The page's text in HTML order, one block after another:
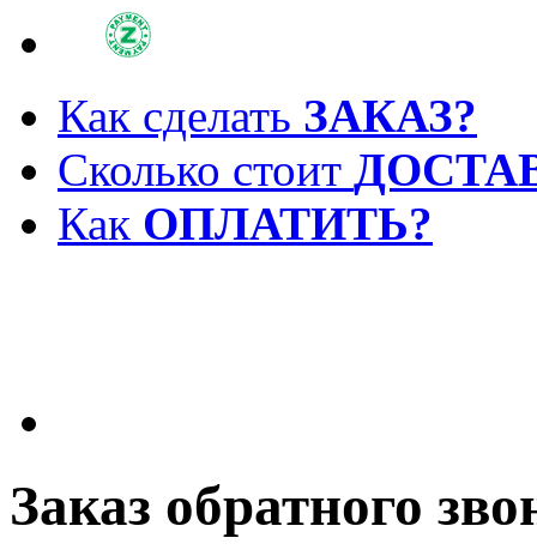
Как сделать ЗАКАЗ?
Сколько стоит
Как ОПЛАТИТЬ?
Заказ обратного